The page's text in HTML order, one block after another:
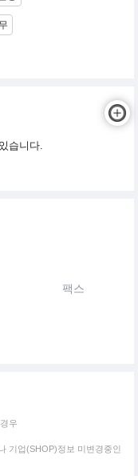
습니다.
팩스
우
기업(SHOP)정보 미변경중인